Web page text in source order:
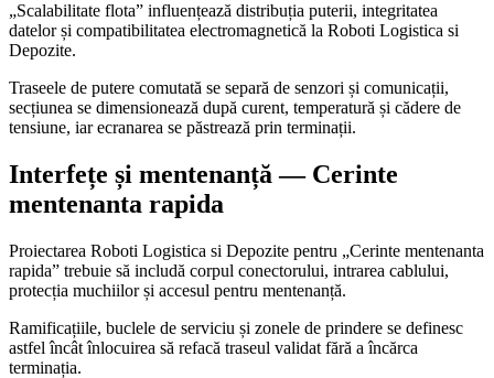
„Scalabilitate flota” influențează distribuția puterii, integritatea
datelor și compatibilitatea electromagnetică la Roboti Logistica si
Depozite.
Traseele de putere comutată se separă de senzori și comunicații,
secțiunea se dimensionează după curent, temperatură și cădere de
tensiune, iar ecranarea se păstrează prin terminații.
Interfețe și mentenanță — Cerinte
mentenanta rapida
Proiectarea Roboti Logistica si Depozite pentru „Cerinte mentenanta
rapida” trebuie să includă corpul conectorului, intrarea cablului,
protecția muchiilor și accesul pentru mentenanță.
Ramificațiile, buclele de serviciu și zonele de prindere se definesc
astfel încât înlocuirea să refacă traseul validat fără a încărca
terminația.